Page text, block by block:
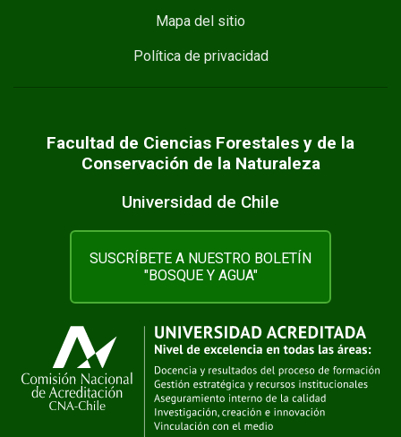
Mapa del sitio
Política de privacidad
Facultad de Ciencias Forestales y de la
Conservación de la Naturaleza
Universidad de Chile
SUSCRÍBETE A NUESTRO BOLETÍN
"BOSQUE Y AGUA"